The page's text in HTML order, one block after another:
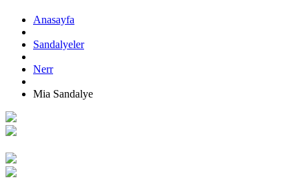
Anasayfa
Sandalyeler
Nerr
Mia Sandalye